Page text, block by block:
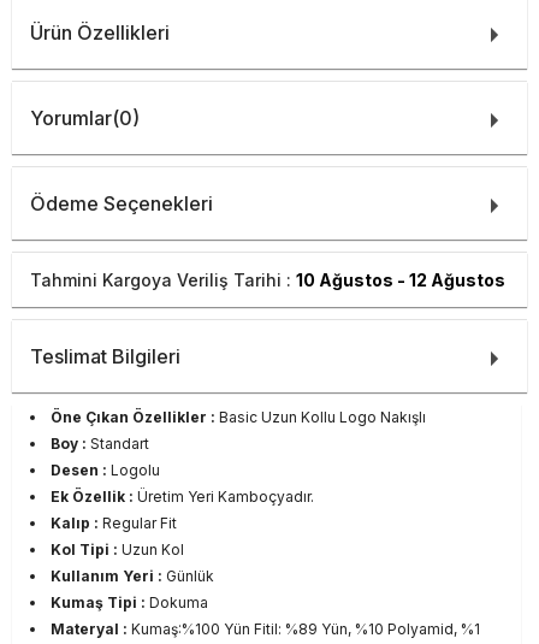
Ürün Özellikleri
Yorumlar(0)
Ödeme Seçenekleri
Tahmini Kargoya Veriliş Tarihi : 10 Ağustos - 12 Ağustos
Teslimat Bilgileri
Öne Çıkan Özellikler : Basic Uzun Kollu Logo Nakışlı
Boy : Standart
Desen : Logolu
Ek Özellik : Üretim Yeri Kamboçyadır.
Kalıp : Regular Fit
Kol Tipi : Uzun Kol
Kullanım Yeri : Günlük
Kumaş Tipi : Dokuma
Materyal : Kumaş:%100 Yün Fitil: %89 Yün, %10 Polyamid, %1